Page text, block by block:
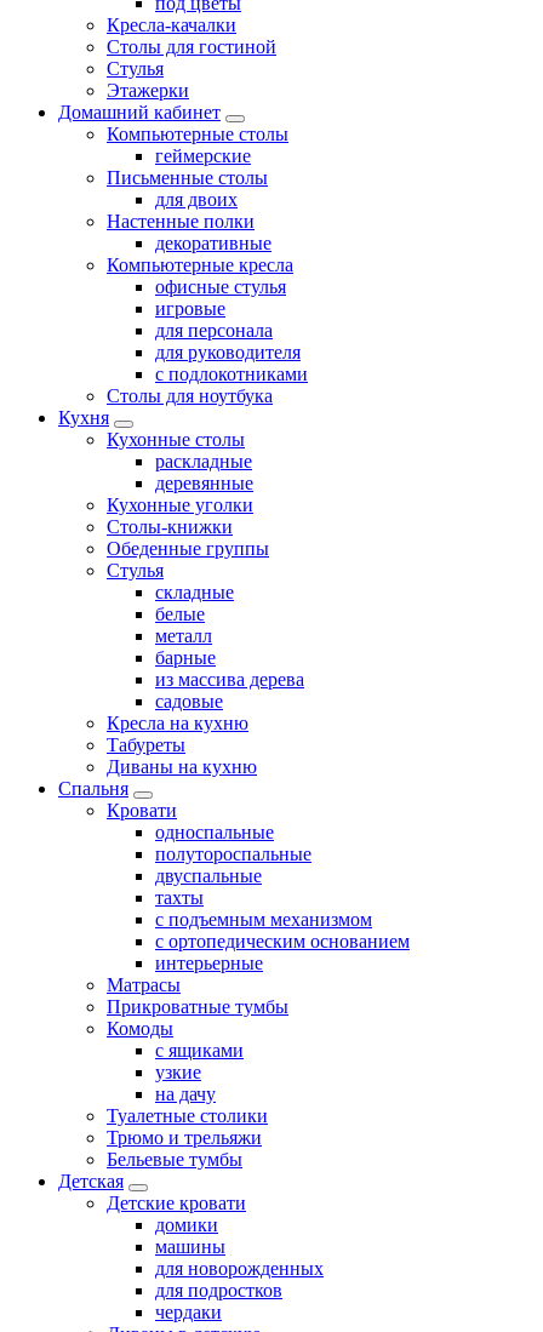
Кресла-качалки
Столы для гостиной
Стулья
Этажерки
Домашний кабинет
Компьютерные столы
геймерские
Письменные столы
для двоих
Настенные полки
декоративные
Компьютерные кресла
офисные стулья
игровые
для персонала
для руководителя
с подлокотниками
Столы для ноутбука
Кухня
Кухонные столы
раскладные
деревянные
Кухонные уголки
Столы-книжки
Обеденные группы
Стулья
складные
белые
металл
барные
из массива дерева
садовые
Кресла на кухню
Табуреты
Диваны на кухню
Спальня
Кровати
односпальные
полутороспальные
двуспальные
тахты
с подъемным механизмом
с ортопедическим основанием
интерьерные
Матрасы
Прикроватные тумбы
Комоды
с ящиками
узкие
на дачу
Туалетные столики
Трюмо и трельяжи
Бельевые тумбы
Детская
Детские кровати
домики
машины
для новорожденных
для подростков
чердаки